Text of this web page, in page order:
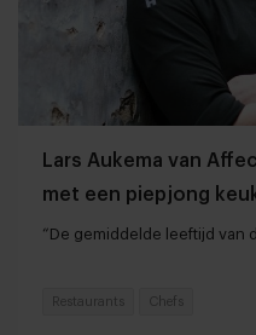
Lars Aukema van
met een piepjong
“De gemiddelde leeftijd van
Restaurants Chefs